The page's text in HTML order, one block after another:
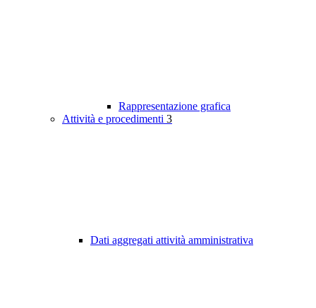
Rappresentazione grafica
Attività e procedimenti 3
Dati aggregati attività amministrativa